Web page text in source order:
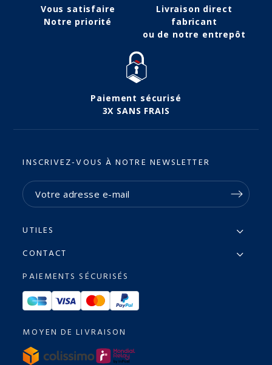
Vous satisfaire
Notre priorité
Livraison direct
fabricant
ou de notre entrepôt
Paiement sécurisé
3X SANS FRAIS
INSCRIVEZ-VOUS À NOTRE NEWSLETTER
UTILES
CONTACT
PAIEMENTS SÉCURISÉS
MOYEN DE LIVRAISON